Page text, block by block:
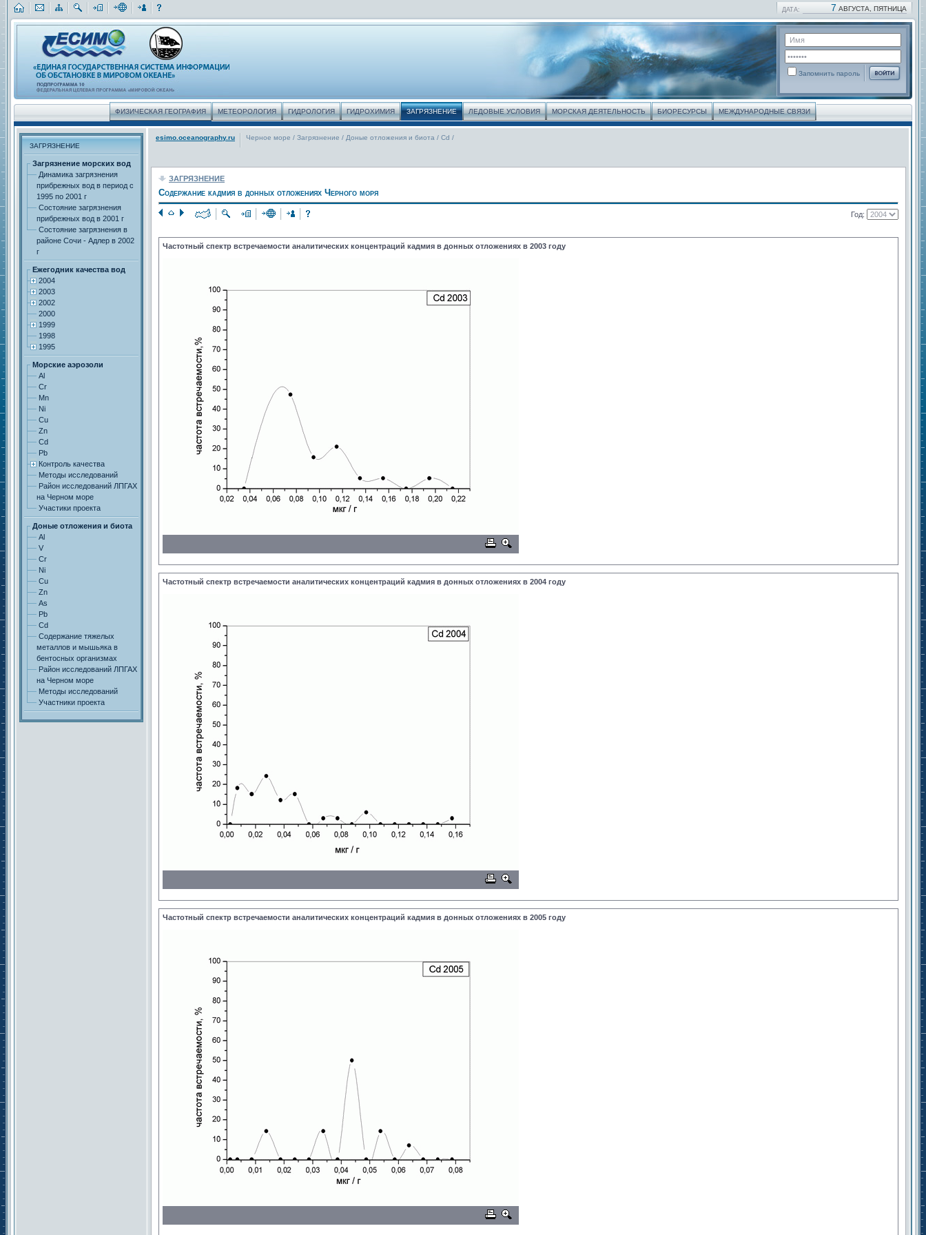
ДАТА: 7 АВГУСТА, ПЯТНИЦА
Запомнить пароль
ФИЗИЧЕСКАЯ ГЕОГРАФИЯ МЕТЕОРОЛОГИЯ ГИДРОЛОГИЯ ГИДРОХИМИЯ ЗАГРЯЗНЕНИЕ ЛЕДОВЫЕ УСЛОВИЯ МОРСКАЯ ДЕЯТЕЛЬНОСТЬ БИОРЕСУРСЫ МЕЖДУНАРОДНЫЕ СВЯЗИ
ЗАГРЯЗНЕНИЕ
Загрязнение морских вод
Динамика загрязнения
прибрежных вод в период с
1995 по 2001 г
Состояние загрязнения
прибрежных вод в 2001 г
Состояние загрязнения в
районе Сочи - Адлер в 2002
г
Ежегодник качества вод
2004
2003
2002
2000
1999
1998
1995
Морские аэрозоли
Al
Cr
Mn
Ni
Cu
Zn
Cd
Pb
Контроль качества
Методы исследований
Район исследований ЛПГАХ
на Черном море
Участики проекта
Доные отложения и биота
Al
V
Cr
Ni
Cu
Zn
As
Pb
Cd
Содержание тяжелых
металлов и мышьяка в
бентосных организмах
Район исследований ЛПГАХ
на Черном море
Методы исследований
Участники проекта
esimo.oceanography.ru Черное море / Загрязнение / Доные отложения и биота / Cd /
ЗАГРЯЗНЕНИЕ
Содержание кадмия в донных отложениях Черного моря
Год:
Частотный спектр встречаемости аналитических концентраций кадмия в донных отложениях в 2003 году
Частотный спектр встречаемости аналитических концентраций кадмия в донных отложениях в 2004 году
Частотный спектр встречаемости аналитических концентраций кадмия в донных отложениях в 2005 году